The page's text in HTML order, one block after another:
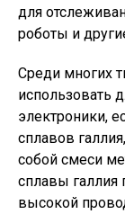
для
роботы и
Среди многих
использовать
электроники,
сплавов
собой смеси
сплавы галлия
высокой